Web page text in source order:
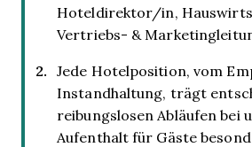
Hoteldirektor/in,
Vertriebs- &
Jede Hotelposition, vom
Instandhaltung, trägt
reibungslosen Abläufen bei
Aufenthalt für Gäste